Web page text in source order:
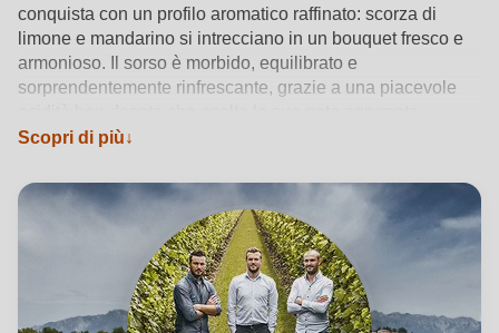
conquista con un profilo aromatico raffinato: scorza di
limone e mandarino si intrecciano in un bouquet fresco e
armonioso. Il sorso è morbido, equilibrato e
sorprendentemente rinfrescante, grazie a una piacevole
Prodotto in Friuli Venezia Giulia dal clone GM 616 dello
della cantina Truant, realtà familiare attenta alla
sostenibilità e all’innovazione. Ideale tra i 6 e gli 8°C come
aperitivo o con crostacei e zuppe di pesce, racconta
appieno il talento dei fratelli Marco, Matteo e Paolo nel
fondere tradizione e modernità.
Vedi dettagli del prodotto →
Scopri di più